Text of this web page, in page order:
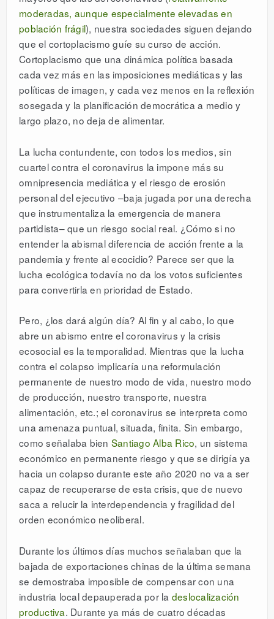
moderadas, aunque especialmente elevadas en
población frágil), nuestra sociedades siguen dejando
que el cortoplacismo guíe su curso de acción.
Cortoplacismo que una dinámica política basada
cada vez más en las imposiciones mediáticas y las
políticas de imagen, y cada vez menos en la reflexión
sosegada y la planificación democrática a medio y
largo plazo, no deja de alimentar.
La lucha contundente, con todos los medios, sin
cuartel contra el coronavirus la impone más su
omnipresencia mediática y el riesgo de erosión
personal del ejecutivo –baja jugada por una derecha
que instrumentaliza la emergencia de manera
partidista– que un riesgo social real. ¿Cómo si no
entender la abismal diferencia de acción frente a la
pandemia y frente al ecocidio? Parece ser que la
lucha ecológica todavía no da los votos suficientes
para convertirla en prioridad de Estado.
Pero, ¿los dará algún día? Al fin y al cabo, lo que
abre un abismo entre el coronavirus y la crisis
ecosocial es la temporalidad. Mientras que la lucha
contra el colapso implicaría una reformulación
permanente de nuestro modo de vida, nuestro modo
de producción, nuestro transporte, nuestra
alimentación, etc.; el coronavirus se interpreta como
una amenaza puntual, situada, finita. Sin embargo,
como señalaba bien Santiago Alba Rico, un sistema
económico en permanente riesgo y que se dirigía ya
hacia un colapso durante este año 2020 no va a ser
capaz de recuperarse de esta crisis, que de nuevo
saca a relucir la interdependencia y fragilidad del
orden económico neoliberal.
Durante los últimos días muchos señalaban que la
bajada de exportaciones chinas de la última semana
se demostraba imposible de compensar con una
industria local depauperada por la deslocalización
productiva. Durante ya más de cuatro décadas